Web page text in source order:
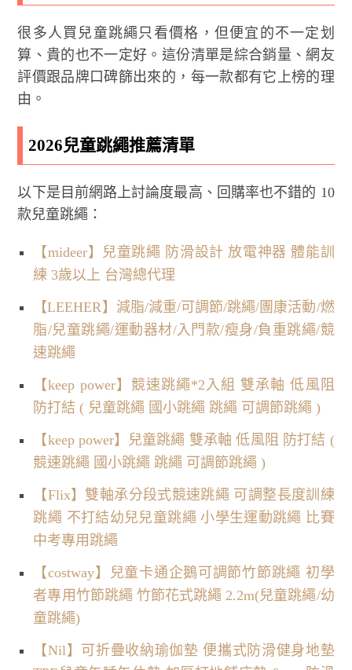
很多人買兒童跳繩只看價格，但便宜的不一定划
算、貴的也不一定好。這份清單是綜合銷量、網友
評價跟品牌口碑篩出來的，每一款都有它上榜的理
由。
2026兒童跳繩推薦清單
以下是目前網路上討論度最高、回購率也不錯的 10
款兒童跳繩：
【mideer】兒童跳繩 防滑設計 放電神器 體能訓
練 3歲以上 台灣總代理
【LEEHER】減脂/減重/可調節/跳繩/團康活動/燃
脂/兒童跳繩/運動器材/入門款/瘦身/負重跳繩/競
速跳繩
【keep power】競速跳繩*2入組 雙承軸 低風阻
防打結 ( 兒童跳繩 國小跳繩 跳繩 可調節跳繩 )
【keep power】兒童跳繩 雙承軸 低風阻 防打結 (
競速跳繩 國小跳繩 跳繩 可調節跳繩 )
【Flix】雙軸承分段式競速跳繩 可調整長度訓練
跳繩 不打結幼兒兒童跳繩 小學生運動跳繩 比賽
中考專用跳繩
【costway】兒童卡通企鵝可調節竹節跳繩 初學
者專用竹節跳繩 竹節花式跳繩 2.2m(兒童跳繩/幼
童跳繩)
【Nil】可折疊收納瑜伽墊 便攜式防滑健身地墊